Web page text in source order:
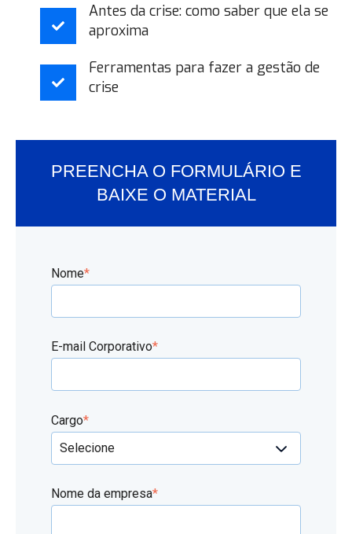
Antes da crise: como saber que ela se
aproxima
Ferramentas para fazer a gestão de
crise
PREENCHA O FORMULÁRIO E
BAIXE O MATERIAL
Nome*
E-mail Corporativo*
Cargo*
Nome da empresa*